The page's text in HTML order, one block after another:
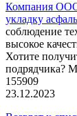
Компания
укладку
соблюдение
высокое
Хотите
подрядчика?
155909
23.12.2023